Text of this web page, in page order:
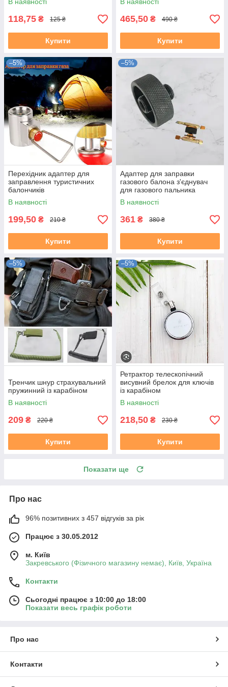
В наявності
118,75 ₴ 125 ₴
Купити
В наявності
465,50 ₴ 490 ₴
Купити
–5%
Перехідник адаптер для
заправлення туристичних
балончиків
В наявності
199,50 ₴ 210 ₴
Купити
–5%
Адаптер для заправки
газового балона з'єднувач
для газового пальника
В наявності
361 ₴ 380 ₴
Купити
–5%
Тренчик шнур страхувальний
пружинний із карабіном
В наявності
209 ₴ 220 ₴
Купити
–5%
Ретрактор телескопічний
висувний брелок для ключів
із карабіном
В наявності
218,50 ₴ 230 ₴
Купити
Показати ще
Про нас
96% позитивних з 457 відгуків за рік
Працює з 30.05.2012
м. Київ
Закревського (Фізичного магазину немає), Київ, Україна
Контакти
Сьогодні працює з 10:00 до 18:00
Показати весь графік роботи
Про нас
Контакти